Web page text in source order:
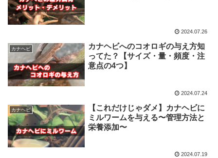
2024.07.26
カナヘビ
カナヘビへのコオロギの与え方知
ってた？【サイズ・量・頻度・注
意点の4つ】
2024.07.24
カナヘビ
【これだけじゃダメ】カナヘビに
ミルワームを与える〜管理方法と
栄養添加〜
2024.07.19